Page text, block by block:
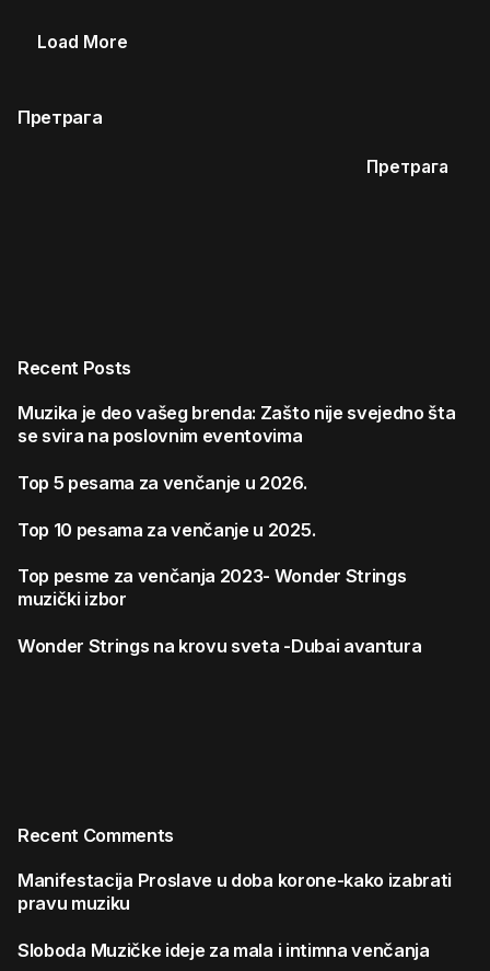
Претрага
Претрага
Recent Posts
Muzika je deo vašeg brenda: Zašto nije svejedno šta
se svira na poslovnim eventovima
Top 5 pesama za venčanje u 2026.
Top 10 pesama za venčanje u 2025.
Top pesme za venčanja 2023- Wonder Strings
muzički izbor
Wonder Strings na krovu sveta -Dubai avantura
Recent Comments
Manifestacija Proslave u doba korone-kako izabrati
pravu muziku
Sloboda Muzičke ideje za mala i intimna venčanja
Load More